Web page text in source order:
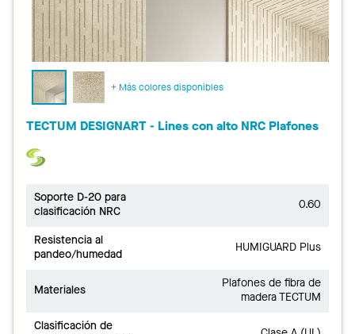
+ Más colores disponibles
TECTUM DESIGNART - Lines con alto NRC Plafones
Soporte D-20 para
clasificación NRC
0.60
Resistencia al
pandeo/humedad
HUMIGUARD Plus
Materiales
Plafones de fibra de
madera TECTUM
Clasificación de